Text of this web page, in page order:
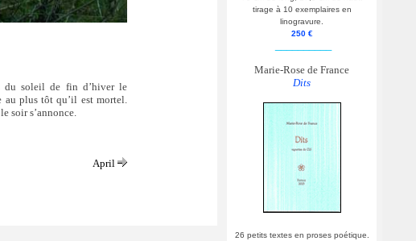
du soleil de fin d’hiver le
au plus tôt qu’il est mortel.
soir s’annonce.
April
tirage à 10 exemplaires en
linogravure.
250 €
Marie-Rose de France
Dits
26 petits textes en proses poétique.